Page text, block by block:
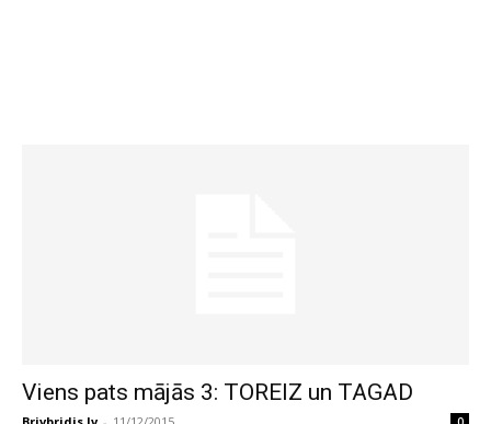
Viens pats mājās 3: TOREIZ un TAGAD